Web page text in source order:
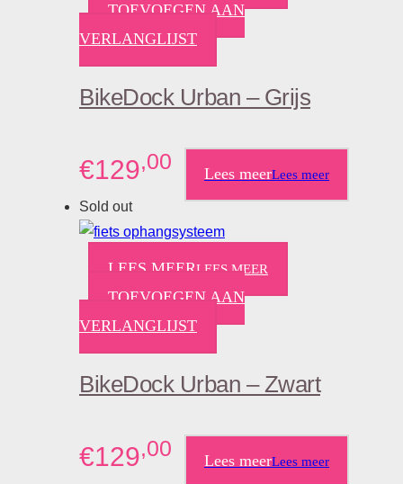
TOEVOEGEN AAN
VERLANGLIJST
BikeDock Urban – Grijs
€129,00 Lees meerLees meer
Sold out
LEES MEERLEES MEER
TOEVOEGEN AAN
VERLANGLIJST
BikeDock Urban – Zwart
€129,00 Lees meerLees meer